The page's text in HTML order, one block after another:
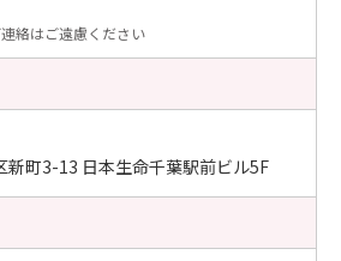
絡はご遠慮ください
新町3-13 日本生命千葉駅前ビル5F